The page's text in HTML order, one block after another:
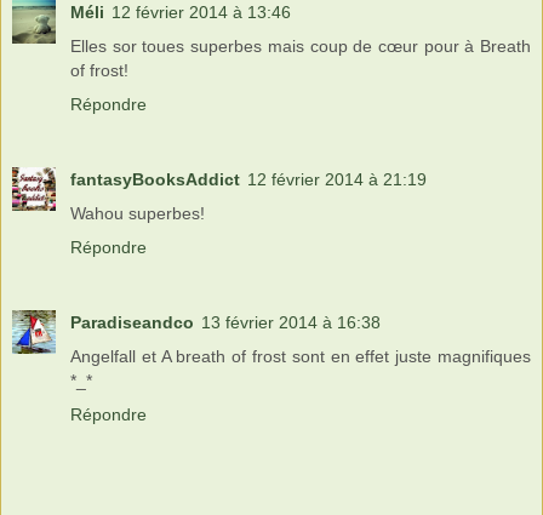
Méli 12 février 2014 à 13:46
Elles sor toues superbes mais coup de cœur pour à Breath
of frost!
Répondre
fantasyBooksAddict 12 février 2014 à 21:19
Wahou superbes!
Répondre
Paradiseandco 13 février 2014 à 16:38
Angelfall et A breath of frost sont en effet juste magnifiques
*_*
Répondre